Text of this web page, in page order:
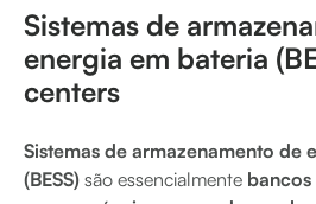
Sistemas de
energia em bateria
centers
Sistemas de armazenamento de
(BESS) são essencialmente